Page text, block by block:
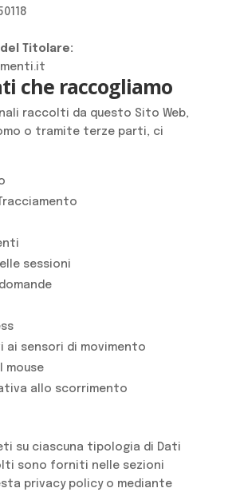
del Titolare:
che raccogliamo
raccolti da questo Sito Web,
o tramite terze parti, ci
sessioni
ai sensori di movimento
mouse
allo scorrimento
su ciascuna tipologia di Dati
sono forniti nelle sezioni
privacy policy o mediante